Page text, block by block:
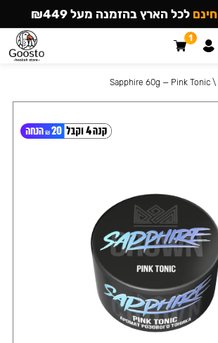
\
Sapphire 60g — Pink Tonic
חינם לכל הארץ בהזמנה מעל ₪449
1